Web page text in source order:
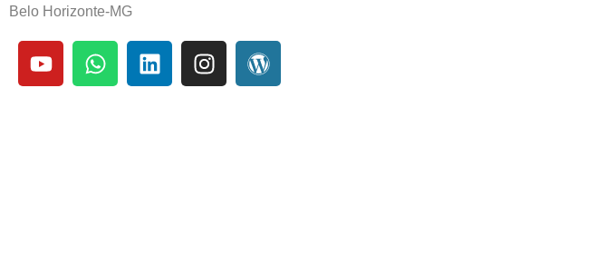
Belo Horizonte-MG